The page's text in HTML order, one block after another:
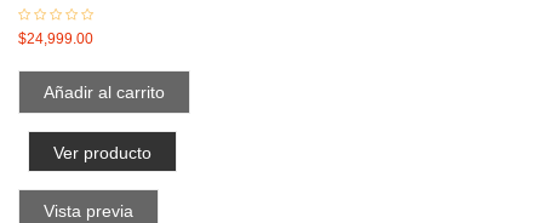
$24,999.00
Añadir al carrito
Ver producto
Vista previa